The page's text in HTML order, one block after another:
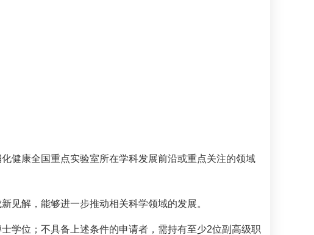
健康全国重点实验室所在学科发展前沿或重点关注的领域
见解，能够进一步推动相关科学领域的发展。
学位；不具备上述条件的申请者，需持有至少2位副高级职